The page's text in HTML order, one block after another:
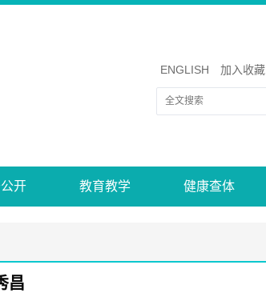
ENGLISH 加入收藏
开 教育教学 健康查体
昌